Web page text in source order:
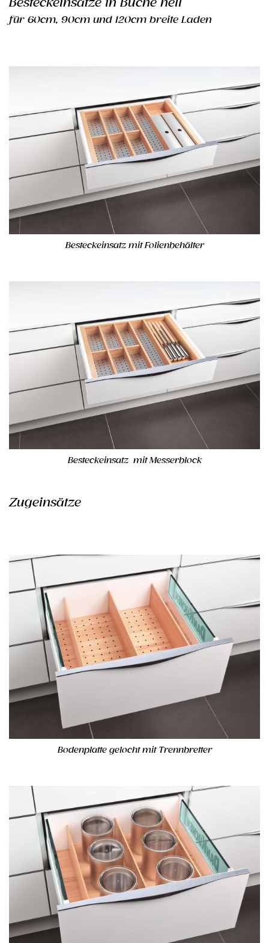
Besteckeinsätze in Buche hell
für 60cm, 90cm und 120cm breite Laden
Besteckeinsatz mit Folienbehälter
Besteckeinsatz mit Messerblock
Zugeinsätze
Bodenplatte gelocht mit Trennbretter